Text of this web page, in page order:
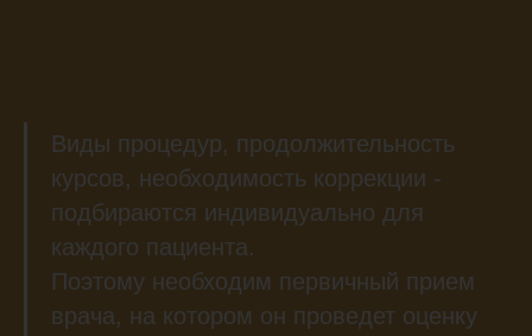
Виды процедур, продолжительность
курсов, необходимость коррекции -
подбираются индивидуально для
каждого пациента.
Поэтому необходим первичный прием
врача, на котором он проведет оценку